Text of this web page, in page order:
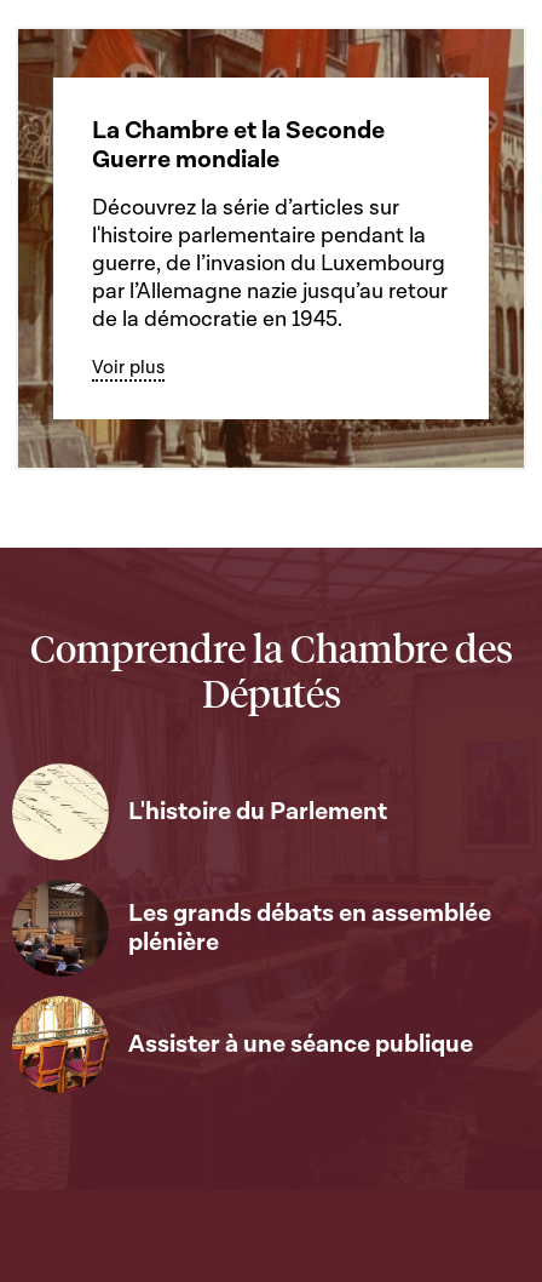
La Chambre et la Seconde
Guerre mondiale
Découvrez la série d’articles sur
l'histoire parlementaire pendant la
guerre, de l’invasion du Luxembourg
par l’Allemagne nazie jusqu’au retour
de la démocratie en 1945.
Voir plus
Comprendre la Chambre des
Députés
L'histoire du Parlement
Les grands débats en assemblée
plénière
Assister à une séance publique